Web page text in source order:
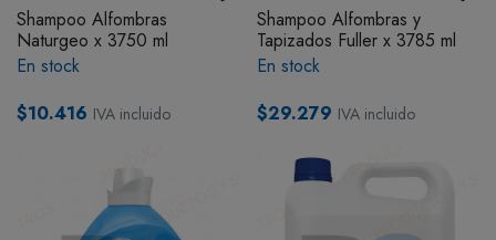
BOTIQUÍN
MI CUENTA
Shampoo Alfombras
Naturgeo x 3750 ml
En stock
$10.416 IVA incluido
Shampoo Alfombras y
Tapizados Fuller x 3785 ml
En stock
$29.279 IVA incluido